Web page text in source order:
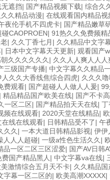
遮挡| 国产精品视频下载| 综合久
久精品动漫| 在线观看国内精品视
夜伦手机不四虎卡| 国产精品嫩草
CAOPROEN| 91热久久免费频精
| 久久丁香七月 | 久久精品中文字
| 日本中文字幕天天更新| 观看国产
久久久久久久 | 久久人人爽人人人
三级国产专播| 中文字幕久久精品
人久久大香线焦综合四虎| 久久久
费观看| 国产超碰人人做人人爰|
| 精品精品国产欧美在线| 国产不卡
一区二区| 国产精品拍天天在线| 丁
频在线观看| 2020天堂在线精品|
在线在线观看| 日韩精品受不了| 午
久久 | 一本大道日韩精品影视| 伊伊
人人人超碰| 一级a性色生活久久 |
品一区二区三区涩爱| 国产AV日韩
国产精品黑人 | 中文字幕va在线|
美激情综合五月天不卡| 久久精品
字幕一区二区的| 欧美高潮XXXXX|